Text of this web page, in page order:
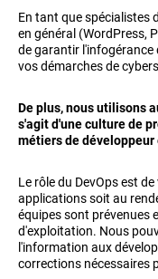
En tant que spécialistes
en général (WordPress,
de garantir l'infogérance
vos démarches de
De plus, nous utilisons
s'agit d'une culture de
métiers de développeur
Le rôle du DevOps est
applications soit au
équipes sont prévenues
d'exploitation. Nous
l'information aux
corrections nécessaires